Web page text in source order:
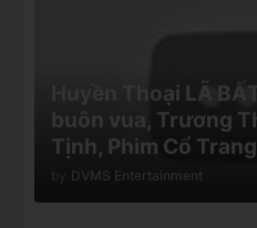
Huyền Thoại LÃ
buôn vua, Trương
Tịnh, Phim Cổ
DVMS Entertainment